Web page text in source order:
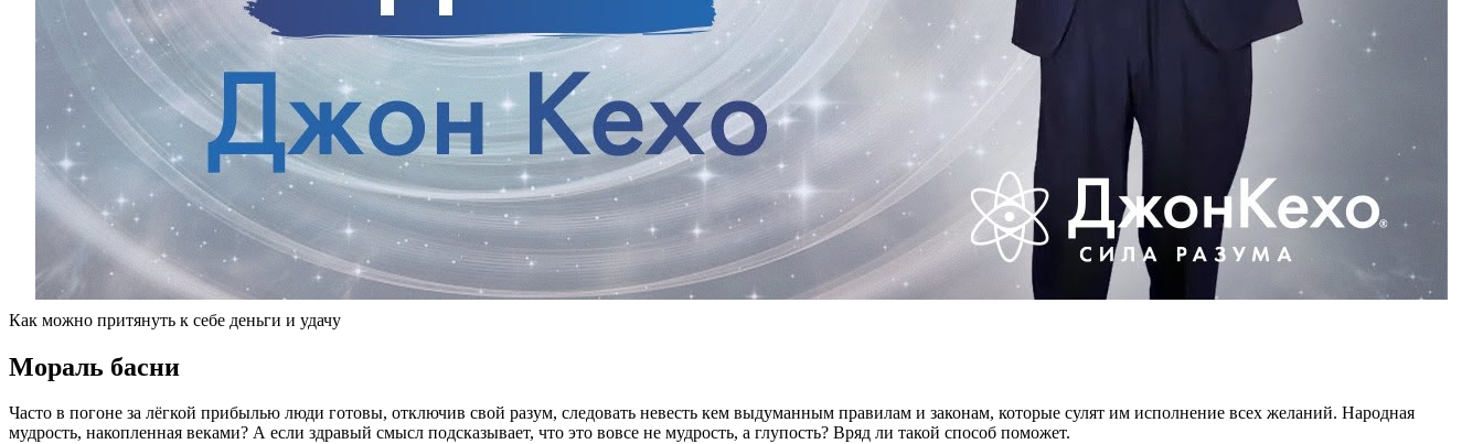
Как можно притянуть к себе деньги и удачу
Мораль басни
Часто в погоне за лёгкой прибылью люди готовы, отключив свой разум, следовать невесть кем выдуманным правилам и законам, которые сулят им исполнение всех желаний. Народная
мудрость, накопленная веками? А если здравый смысл подсказывает, что это вовсе не мудрость, а глупость? Вряд ли такой способ поможет.